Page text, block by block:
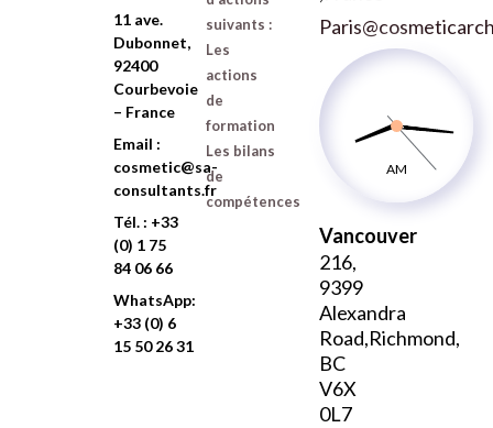
11 ave.
Dubonnet,
92400
Courbevoie
– France
Email :
cosmetic@sa-
consultants.fr
Tél. : +33
(0) 1 75
84 06 66
WhatsApp:
+33 (0) 6
15 50 26 31
suivants :
Les
actions
de
formation
Les bilans
de
compétences
AM
Vancouver
216,
9399
Alexandra
Road,Richmond,
BC
V6X
0L7